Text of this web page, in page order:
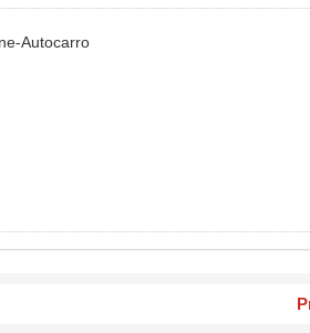
Autocarro